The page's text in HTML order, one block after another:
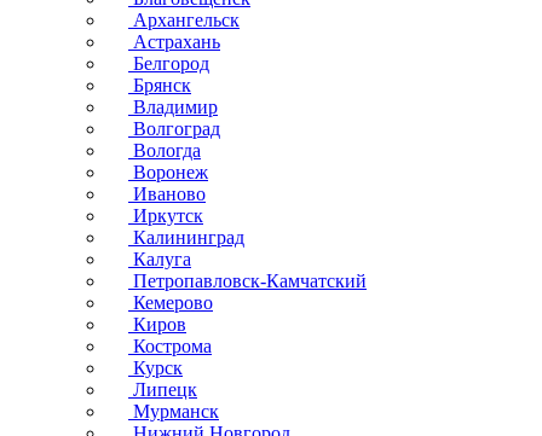
Архангельск
Астрахань
Белгород
Брянск
Владимир
Волгоград
Вологда
Воронеж
Иваново
Иркутск
Калининград
Калуга
Петропавловск-Камчатский
Кемерово
Киров
Кострома
Курск
Липецк
Мурманск